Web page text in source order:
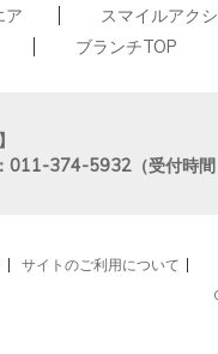
ア スマイルアク
ブランチTOP
011-374-5932（受付時間
サイトのご利用について